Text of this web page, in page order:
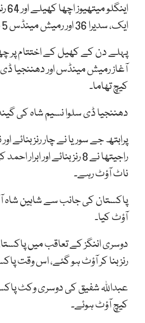
ایک، سدیرا 36 اور رمیش مینڈس 5 سکور بنا پائے۔
آغاز رمیش مینڈس اور دھننجیا ڈی
کیچ تھاما۔
دھننجیا ڈی سلوا نسیم شاہ کی گیند پر
پرابتھ جے سوریا نے چار رنز
ناٹ آؤٹ رہے۔
پاکستان کی جانب سے شاہین شاہ
آؤٹ کیا۔
دوسری اننگز کے تعاقب میں
رنز بنا کر آؤٹ ہو گئے، اس وقت
کیچ آؤٹ ہوئے۔